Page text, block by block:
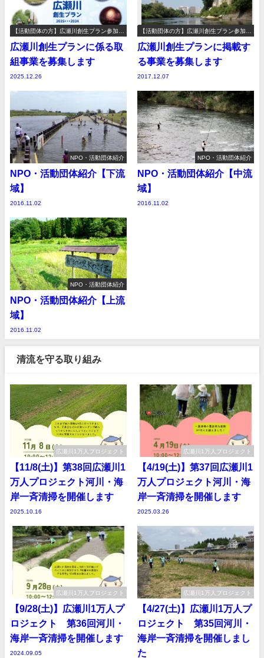
【活動団体の方】広瀬川創生プラン参加事
広瀬川創生プランに係る取
組事業を募集します
2025.12.26
【活動団体の方】広瀬川創生プラン参加事
広瀬川創生プランに掲載す
る事業を募集します
2017.12.07
NPO・活動団体紹介
NPO・活動団体紹介【下流
域】
2016.11.02
NPO・活動団体紹介
NPO・活動団体紹介【中流
域】
2016.11.02
NPO・活動団体紹介
NPO・活動団体紹介【上流
域】
2016.11.02
清流を守る取り組み
広瀬川1万人プロジェクト
【11/8(土)】第38回広瀬川1
万人プロジェクト河川・海
岸一斉清掃を開催します
2025.10.16
広瀬川1万人プロジェクト
【4/19(土)】第37回広瀬川1
万人プロジェクト河川・海
岸一斉清掃を開催します
2025.03.26
広瀬川1万人プロジェクト
【9/28(土)】広瀬川1万人プ
ロジェクト 第36回河川・
海岸一斉清掃を開催します
2024.09.05
広瀬川1万人プロジェクト
【4/27(土)】広瀬川1万人プ
ロジェクト 第35回河川・
海岸一斉清掃を開催しまし
た